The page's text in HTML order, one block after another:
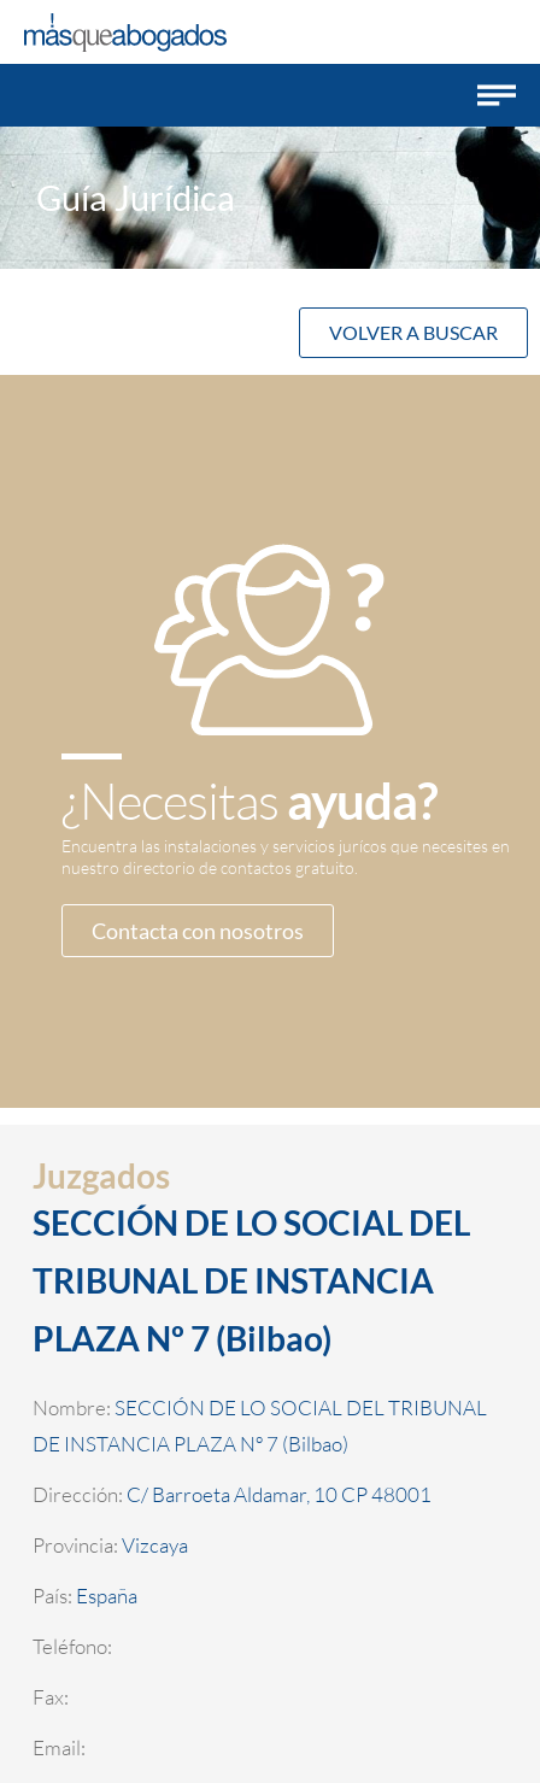
Guía Jurídica
VOLVER A BUSCAR
¿Necesitasayuda?
Encuentra las instalaciones y servicios jurícos que necesites en
nuestro directorio de contactos gratuito.
Contacta con nosotros
Juzgados
SECCIÓN DE LO SOCIAL DEL
TRIBUNAL DE INSTANCIA
PLAZA Nº 7 (Bilbao)
Nombre: SECCIÓN DE LO SOCIAL DEL TRIBUNAL
DE INSTANCIA PLAZA Nº 7 (Bilbao)
Dirección: C/ Barroeta Aldamar, 10 CP 48001
Provincia:Vizcaya
País: España
Teléfono:
Fax:
Email: